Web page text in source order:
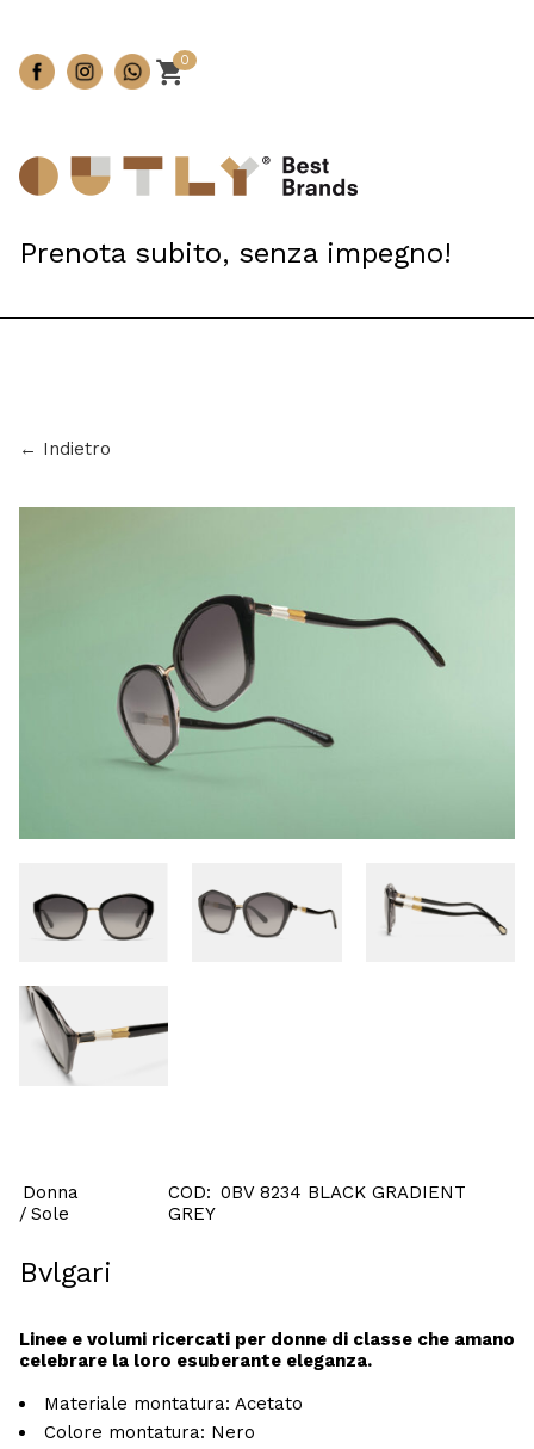
0
Prenota subito, senza impegno!
← Indietro
COD: 0BV 8234 BLACK GRADIENT
GREY
Donna
Sole
Bvlgari
Linee e volumi ricercati per donne di classe che amano
celebrare la loro esuberante eleganza.
Materiale montatura: Acetato
Colore montatura: Nero